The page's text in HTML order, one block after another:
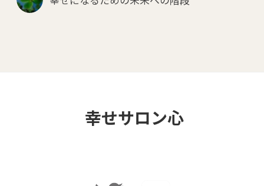
幸せサロン心